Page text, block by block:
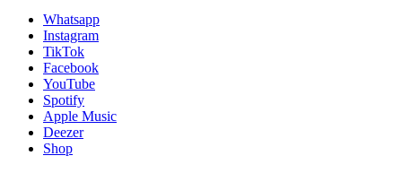
Whatsapp
Instagram
TikTok
Facebook
YouTube
Spotify
Apple Music
Deezer
Shop